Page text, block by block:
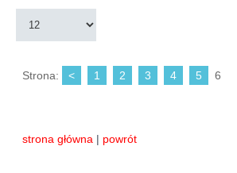
Strona: < 1 2 3 4 5 6
strona główna | powrót